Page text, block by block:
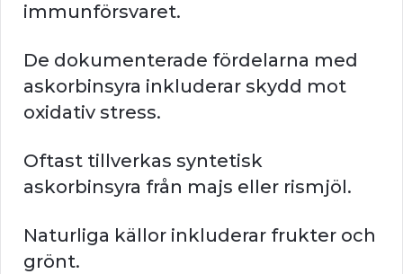
immunförsvaret.
De dokumenterade fördelarna med
askorbinsyra inkluderar skydd mot
oxidativ stress.
Oftast tillverkas syntetisk
askorbinsyra från majs eller rismjöl.
Naturliga källor inkluderar frukter och
grönt.